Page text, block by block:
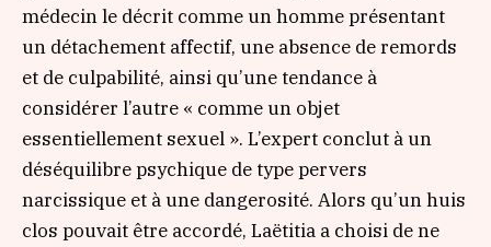
médecin le décrit comme un homme présentant
un détachement affectif, une absence de remords
et de culpabilité, ainsi qu’une tendance à
considérer l’autre « comme un objet
essentiellement sexuel ». L’expert conclut à un
déséquilibre psychique de type pervers
narcissique et à une dangerosité. Alors qu’un huis
clos pouvait être accordé, Laëtitia a choisi de ne